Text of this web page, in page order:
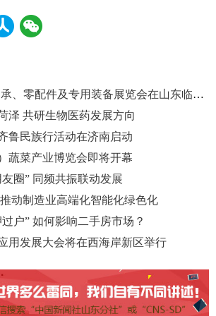
第八届临清·中国轴承、零配件及专用装备展览会在山东临清召开
泽 共研生物医药发展方向
鲁民族行活动在济南启动
蔬菜产业博览会即将开幕
圈” 同频共振联动发展
动制造业高端化智能化绿色化
户” 如何影响二手房市场？
用发展大会将在西海岸新区举行